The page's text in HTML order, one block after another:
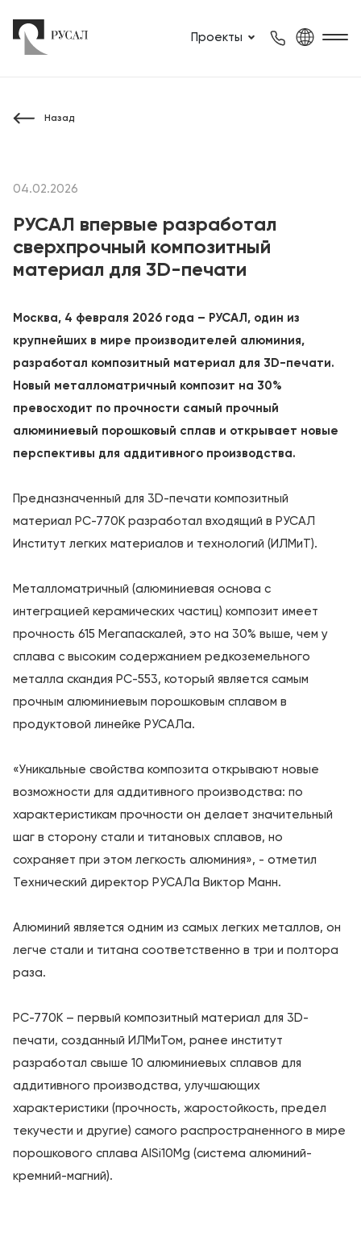
Проекты
Назад
04.02.2026
РУСАЛ впервые разработал
сверхпрочный композитный
материал для 3D-печати
Москва, 4 февраля 2026 года – РУСАЛ, один из
крупнейших в мире производителей алюминия,
разработал композитный материал для 3D-печати.
Новый металломатричный композит на 30%
превосходит по прочности самый прочный
алюминиевый порошковый сплав и открывает новые
перспективы для аддитивного производства.
Предназначенный для 3D-печати композитный
материал РС-770К разработал входящий в РУСАЛ
Институт легких материалов и технологий (ИЛМиТ).
Металломатричный (алюминиевая основа с
интеграцией керамических частиц) композит имеет
прочность 615 Мегапаскалей, это на 30% выше, чем у
сплава с высоким содержанием редкоземельного
металла скандия РС-553, который является самым
прочным алюминиевым порошковым сплавом в
продуктовой линейке РУСАЛа.
«Уникальные свойства композита открывают новые
возможности для аддитивного производства: по
характеристикам прочности он делает значительный
шаг в сторону стали и титановых сплавов, но
сохраняет при этом легкость алюминия», - отметил
Технический директор РУСАЛа Виктор Манн.
Алюминий является одним из самых легких металлов, он
легче стали и титана соответственно в три и полтора
раза.
РС-770К – первый композитный материал для 3D-
печати, созданный ИЛМиТом, ранее институт
разработал свыше 10 алюминиевых сплавов для
аддитивного производства, улучшающих
характеристики (прочность, жаростойкость, предел
текучести и другие) самого распространенного в мире
порошкового сплава AlSi10Mg (система алюминий-
кремний-магний).